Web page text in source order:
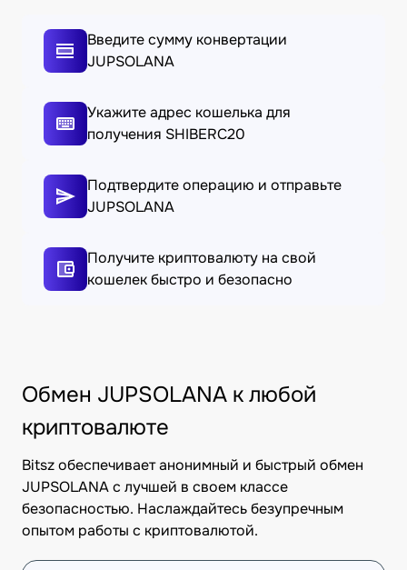
Введите сумму конвертации
JUPSOLANA
Укажите адрес кошелька для
получения SHIBERC20
Подтвердите операцию и отправьте
JUPSOLANA
Получите криптовалюту на свой
кошелек быстро и безопасно
Обмен JUPSOLANA к любой
криптовалюте
Bitsz обеспечивает анонимный и быстрый обмен
JUPSOLANA с лучшей в своем классе
безопасностью. Наслаждайтесь безупречным
опытом работы с криптовалютой.